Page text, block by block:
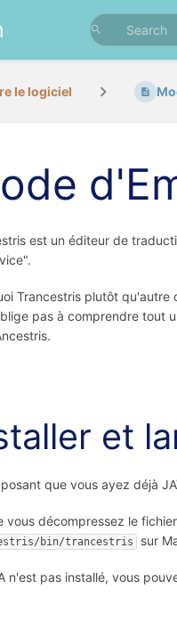
le logiciel
est un éditeur de
Trancestris plutôt
pas à comprendre tout
et
que vous ayez déjà
vous décompressez le fichier
bin/trancestris sur
n'est pas installé, vous